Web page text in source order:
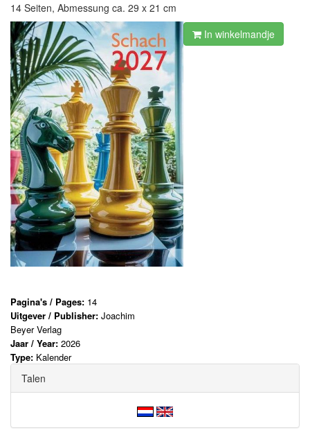
14 Seiten, Abmessung ca. 29 x 21 cm
In winkelmandje
Pagina's / Pages: 14
Uitgever / Publisher: Joachim
Beyer Verlag
Jaar / Year: 2026
Type: Kalender
Talen